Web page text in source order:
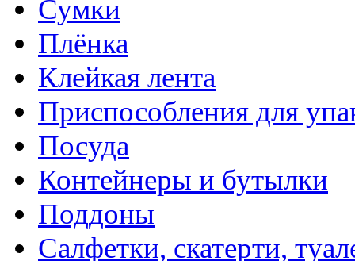
Сумки
Плёнка
Клейкая лента
Приспособления для
Посуда
Контейнеры и бутылки
Поддоны
Салфетки, скатерти,